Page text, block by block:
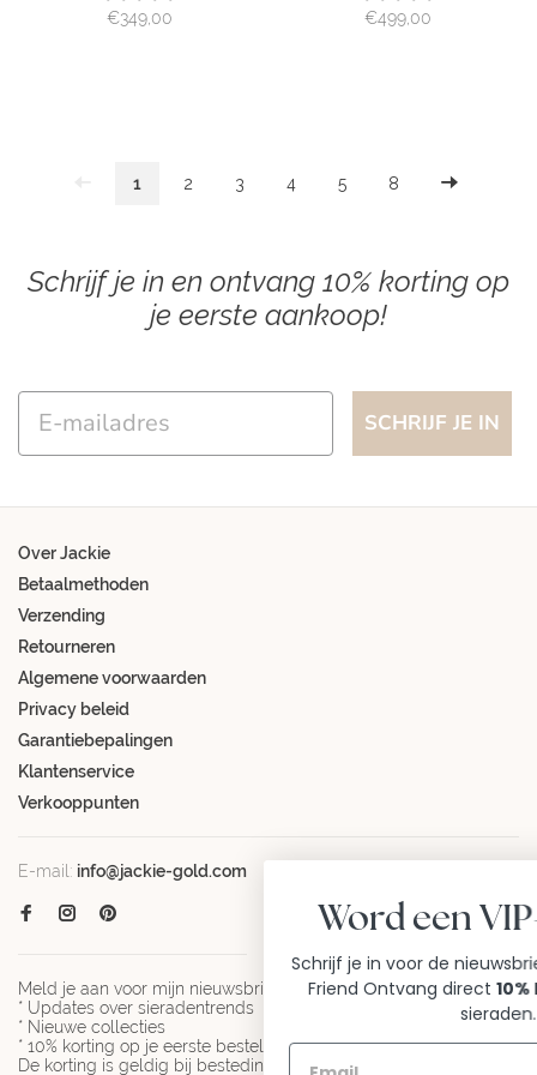
€349,00 €499,00
1 2 3 4 5 8
Schrijf je in en ontvang 10% korting op
je eerste aankoop!
Email
SCHRIJF JE IN
Over Jackie
Betaalmethoden
Verzending
Retourneren
Algemene voorwaarden
Privacy beleid
Garantiebepalingen
Klantenservice
Verkooppunten
E-mail: info@jackie-gold.com
Meld je aan voor mijn nieuwsbrief en ontvang:
* Updates over sieradentrends
* Nieuwe collecties
* 10% korting op je eerste bestelling
De korting is geldig bij besteding vanaf € 100 en niet geldig
Word een VIP-FRIEND
Schrijf je in voor de nieuwsbrief en wordt een
Friend Ontvang direct10% korting op al mijn